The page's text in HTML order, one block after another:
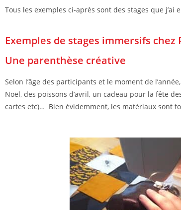
Tous les exemples ci-après sont des stages que
Exemples de stages immersifs chez
Une parenthèse créative
Selon l’âge des participants et le moment de
Noël, des poissons d’avril, un cadeau pour la fête
cartes etc)… Bien évidemment, les matériaux sont